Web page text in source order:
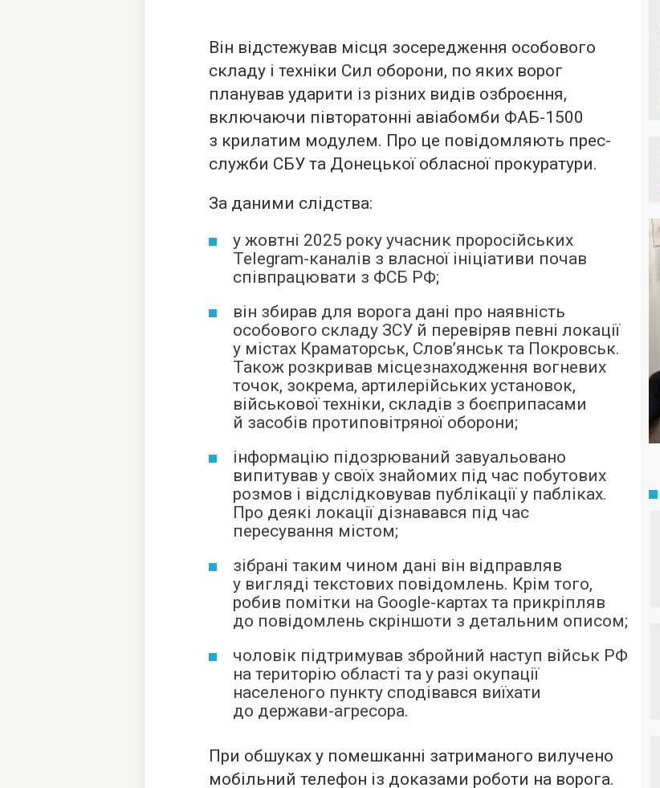
Він відстежував місця зосередження особового
складу і техніки Сил оборони, по яких ворог
планував ударити із різних видів озброєння,
включаючи півторатонні авіабомби ФАБ-1500
з крилатим модулем. Про це повідомляють прес-
служби СБУ та Донецької обласної прокуратури.
За даними слідства:
у жовтні 2025 року учасник проросійських
Telegram-каналів з власної ініціативи почав
співпрацювати з ФСБ РФ;
він збирав для ворога дані про наявність
особового складу ЗСУ й перевіряв певні локації
у містах Краматорськ, Слов’янськ та Покровськ.
Також розкривав місцезнаходження вогневих
точок, зокрема, артилерійських установок,
військової техніки, складів з боєприпасами
й засобів протиповітряної оборони;
інформацію підозрюваний завуальовано
випитував у своїх знайомих під час побутових
розмов і відслідковував публікації у пабліках.
Про деякі локації дізнавався під час
пересування містом;
зібрані таким чином дані він відправляв
у вигляді текстових повідомлень. Крім того,
робив помітки на Google-картах та прикріпляв
до повідомлень скріншоти з детальним описом;
чоловік підтримував збройний наступ військ РФ
на територію області та у разі окупації
населеного пункту сподівався виїхати
до держави-агресора.
При обшуках у помешканні затриманого вилучено
мобільний телефон із доказами роботи на ворога.